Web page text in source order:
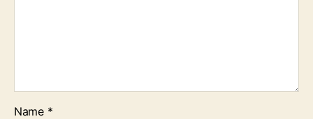
Name *